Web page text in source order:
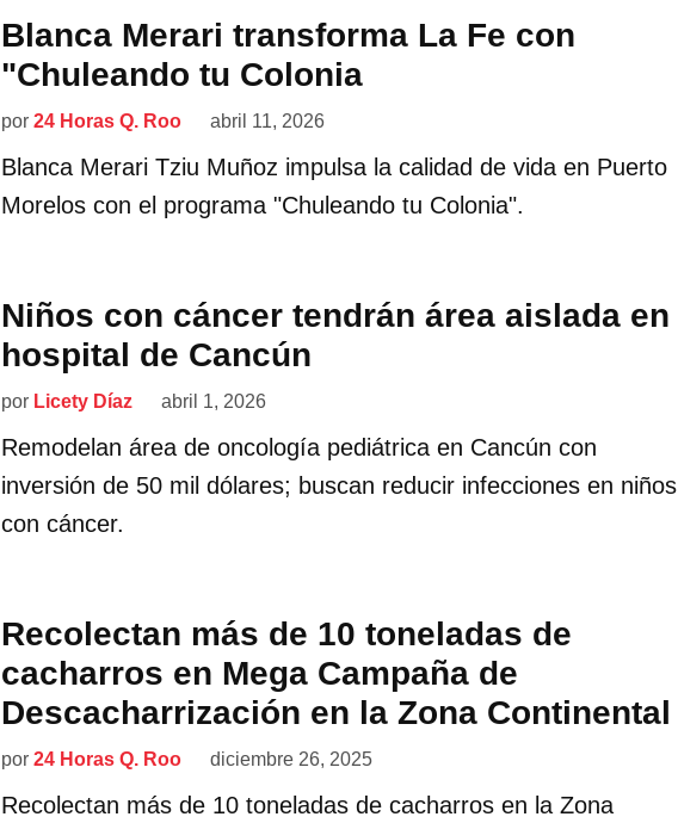
Blanca Merari transforma La Fe con
"Chuleando tu Colonia
por 24 Horas Q. Roo abril 11, 2026
Blanca Merari Tziu Muñoz impulsa la calidad de vida en Puerto
Morelos con el programa "Chuleando tu Colonia".
Niños con cáncer tendrán área aislada en
hospital de Cancún
por Licety Díaz abril 1, 2026
Remodelan área de oncología pediátrica en Cancún con
inversión de 50 mil dólares; buscan reducir infecciones en niños
con cáncer.
Recolectan más de 10 toneladas de
cacharros en Mega Campaña de
Descacharrización en la Zona Continental
por 24 Horas Q. Roo diciembre 26, 2025
Recolectan más de 10 toneladas de cacharros en la Zona